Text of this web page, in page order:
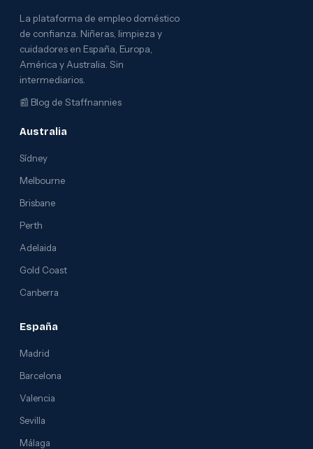
La plataforma de empleo doméstico
de confianza. Niñeras, limpieza y
cuidadores en España, Europa,
América y Australia. Sin
intermediarios.
📰 Blog de Staffnannies
Australia
Sídney
Melbourne
Brisbane
Perth
Adelaida
Gold Coast
Canberra
España
Madrid
Barcelona
Valencia
Sevilla
Málaga